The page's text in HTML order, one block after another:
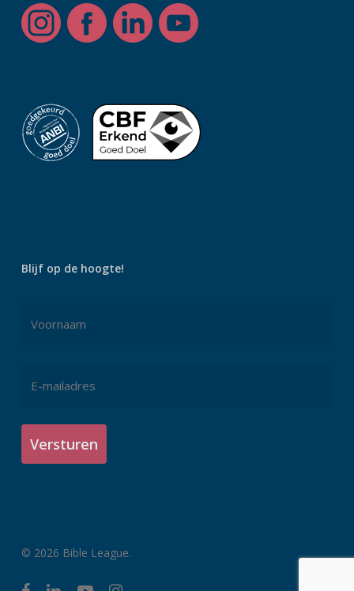
Blijf op de hoogte!
mailadres
© 2026 Bible League.